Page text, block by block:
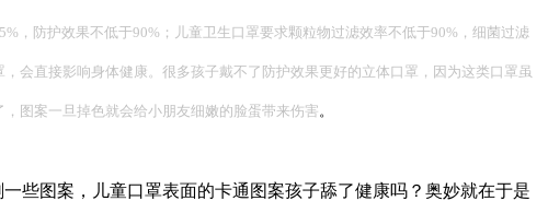
，防护效果不低于90%；儿童卫生口罩要求颗粒物过滤效率不低于90%，细菌过滤
会直接影响身体健康。很多孩子戴不了防护效果更好的立体口罩，因为这类口罩虽
图案一旦掉色就会给小朋友细嫩的脸蛋带来伤害 。
些图案，儿童口罩表面的卡通图案孩子舔了健康吗？奥妙就在于是